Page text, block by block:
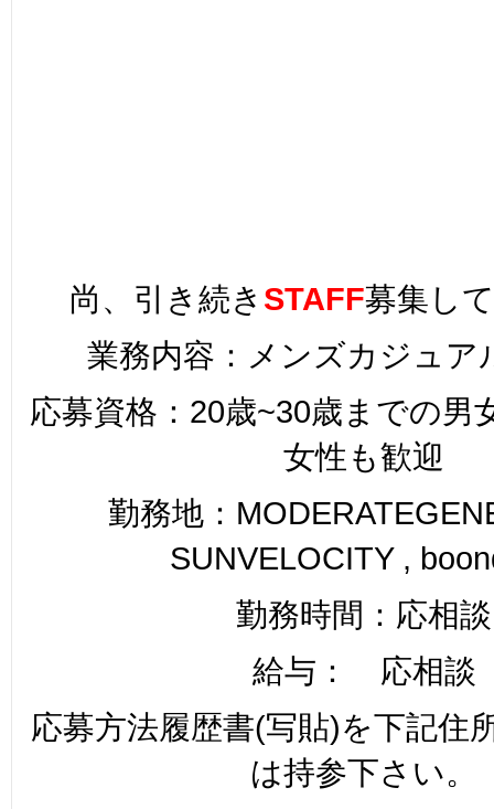
尚、引き続き STAFF募集し
業務内容：メンズカジュア
応募資格：20歳~30歳までの
女性も歓迎
勤務地：
SUNVELOCITY ,
勤務時間：応相談
給与： 応相談
応募方法履歴書(写貼)を下記住
は持参下さい。